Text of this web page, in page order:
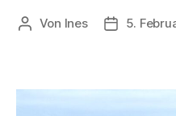
Beitragsautor
Von Ines 5.